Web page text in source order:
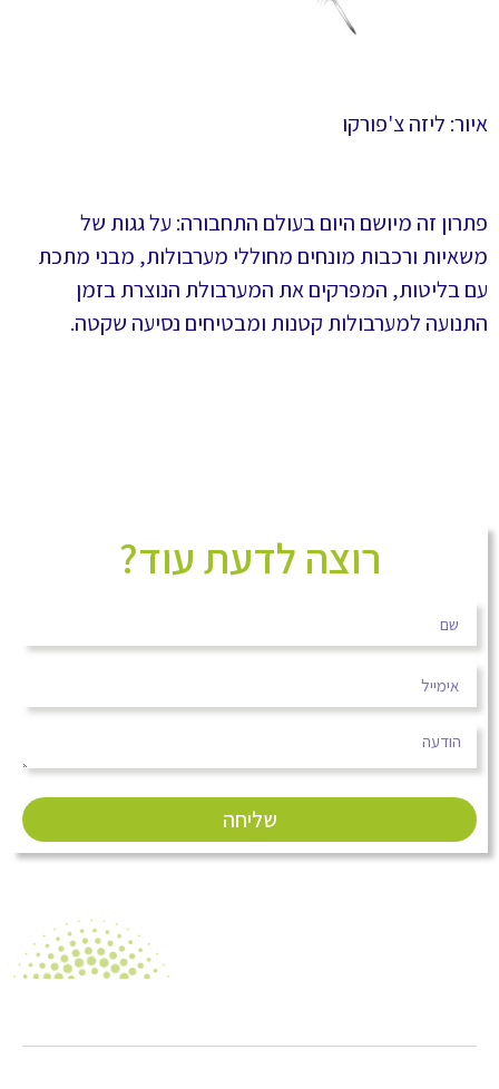
איור: ליזה צ'פורקו
פתרון זה מיושם היום בעולם התחבורה: על גגות של
משאיות ורכבות מונחים מחוללי מערבולות, מבני מתכת
עם בליטות, המפרקים את המערבולת הנוצרת בזמן
התנועה למערבולות קטנות ומבטיחים נסיעה שקטה.
רוצה לדעת עוד?
שליחה